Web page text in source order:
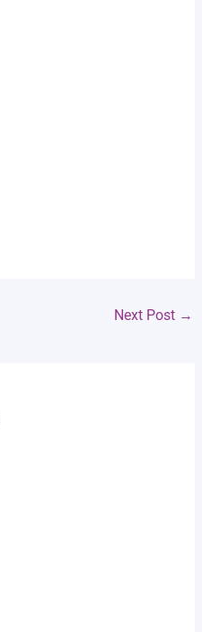
Next Post →